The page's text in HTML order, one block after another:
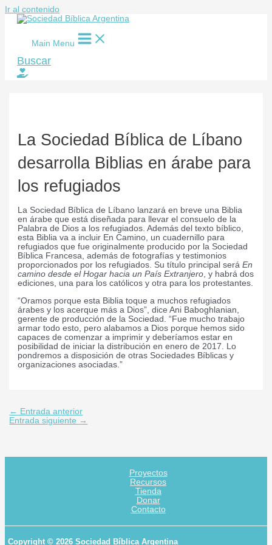
Ir al contenido
Main Menu
Buscar
La Sociedad Bíblica de Líbano
desarrolla Biblias en árabe para
los refugiados
La Sociedad Bíblica de Líbano lanzará en breve una Biblia
en árabe que está diseñada para llevar el consuelo de la
Palabra de Dios a los refugiados. Además del texto bíblico,
esta Biblia va a incluir En Camino, un cuadernillo para
refugiados que fue originalmente producido por la Sociedad
Bíblica Francesa, además de fotografías y testimonios
proporcionados por los refugiados. Su título principal seráEn
camino desde el Hogar hacia un País Extranjero, y habrá dos
ediciones, una para los católicos y otra para los protestantes.
“Oramos porque esta Biblia toque a muchos refugiados
árabes y los acerque más a Dios”, dice Ani Baboghlanian,
gerente de producción de la Sociedad. “Fue mucho trabajo
armar todo esto, pero alabamos a Dios porque hemos sido
capaces de comenzar a imprimir y deberíamos estar en
posibilidad de iniciar la distribución en enero de 2017. Lo
pondremos a disposición de otras Sociedades Bíblicas y
organizaciones asociadas.”
← Entrada anterior
Entrada siguiente →
Proyectos
Recursos
Tienda
Donar
Contacto
Copyright © 2026 Sociedad Bíblica Argentina